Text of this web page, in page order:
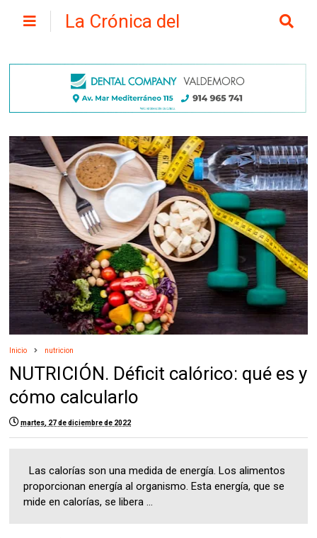
La Crónica del
Inicio nutricion
NUTRICIÓN. Déficit calórico: qué es y
cómo calcularlo
martes, 27 de diciembre de 2022
Las calorías son una medida de energía. Los alimentos
proporcionan energía al organismo. Esta energía, que se
mide en calorías, se libera ...